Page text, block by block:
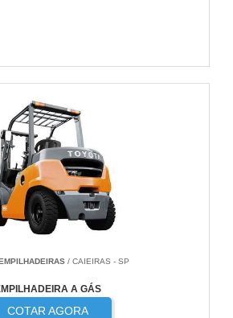
/ CAIEIRAS - SP
A GÁS
COTAR AGORA